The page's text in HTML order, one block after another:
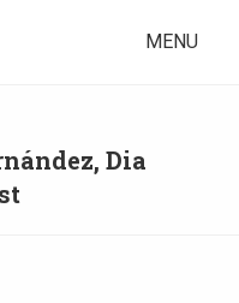
MENU
Dia